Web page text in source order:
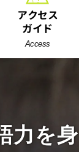
アクセス
ガイド
Access
力を